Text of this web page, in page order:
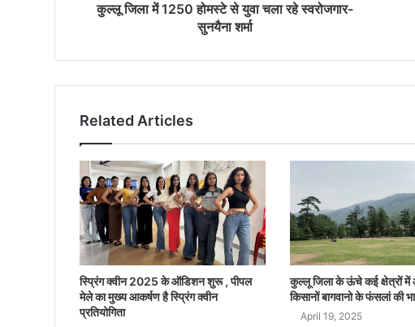
कुल्लू जिला में 1250 होमस्टे से युवा चला रहे स्वरोजगार-
सुनयैना शर्मा
Related Articles
स्प्रिंग क्वीन 2025 के ऑडिशन शुरू , पीपल
मेले का मुख्य आकर्षण है स्प्रिंग क्वीन
प्रतियोगिता
कुल्लू जिला के ऊंचे कई क्षेत्रों में
किसानों बागवानो के फंसलां की
April 19, 2025